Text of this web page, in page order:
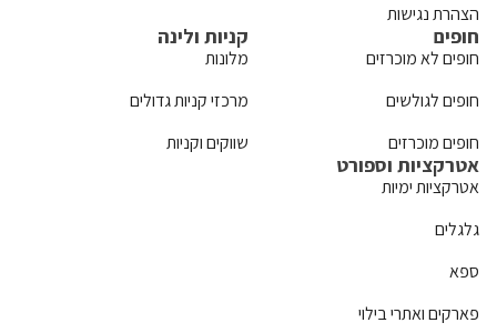
הצהרת נגישות
חופים
חופים לא מוכרזים
חופים לגולשים
חופים מוכרזים
קניות ולינה
מלונות
מרכזי קניות גדולים
שווקים וקניות
אטרקציות וספורט
אטרקציות ימיות
גלגלים
ספא
פארקים ואתרי בילוי